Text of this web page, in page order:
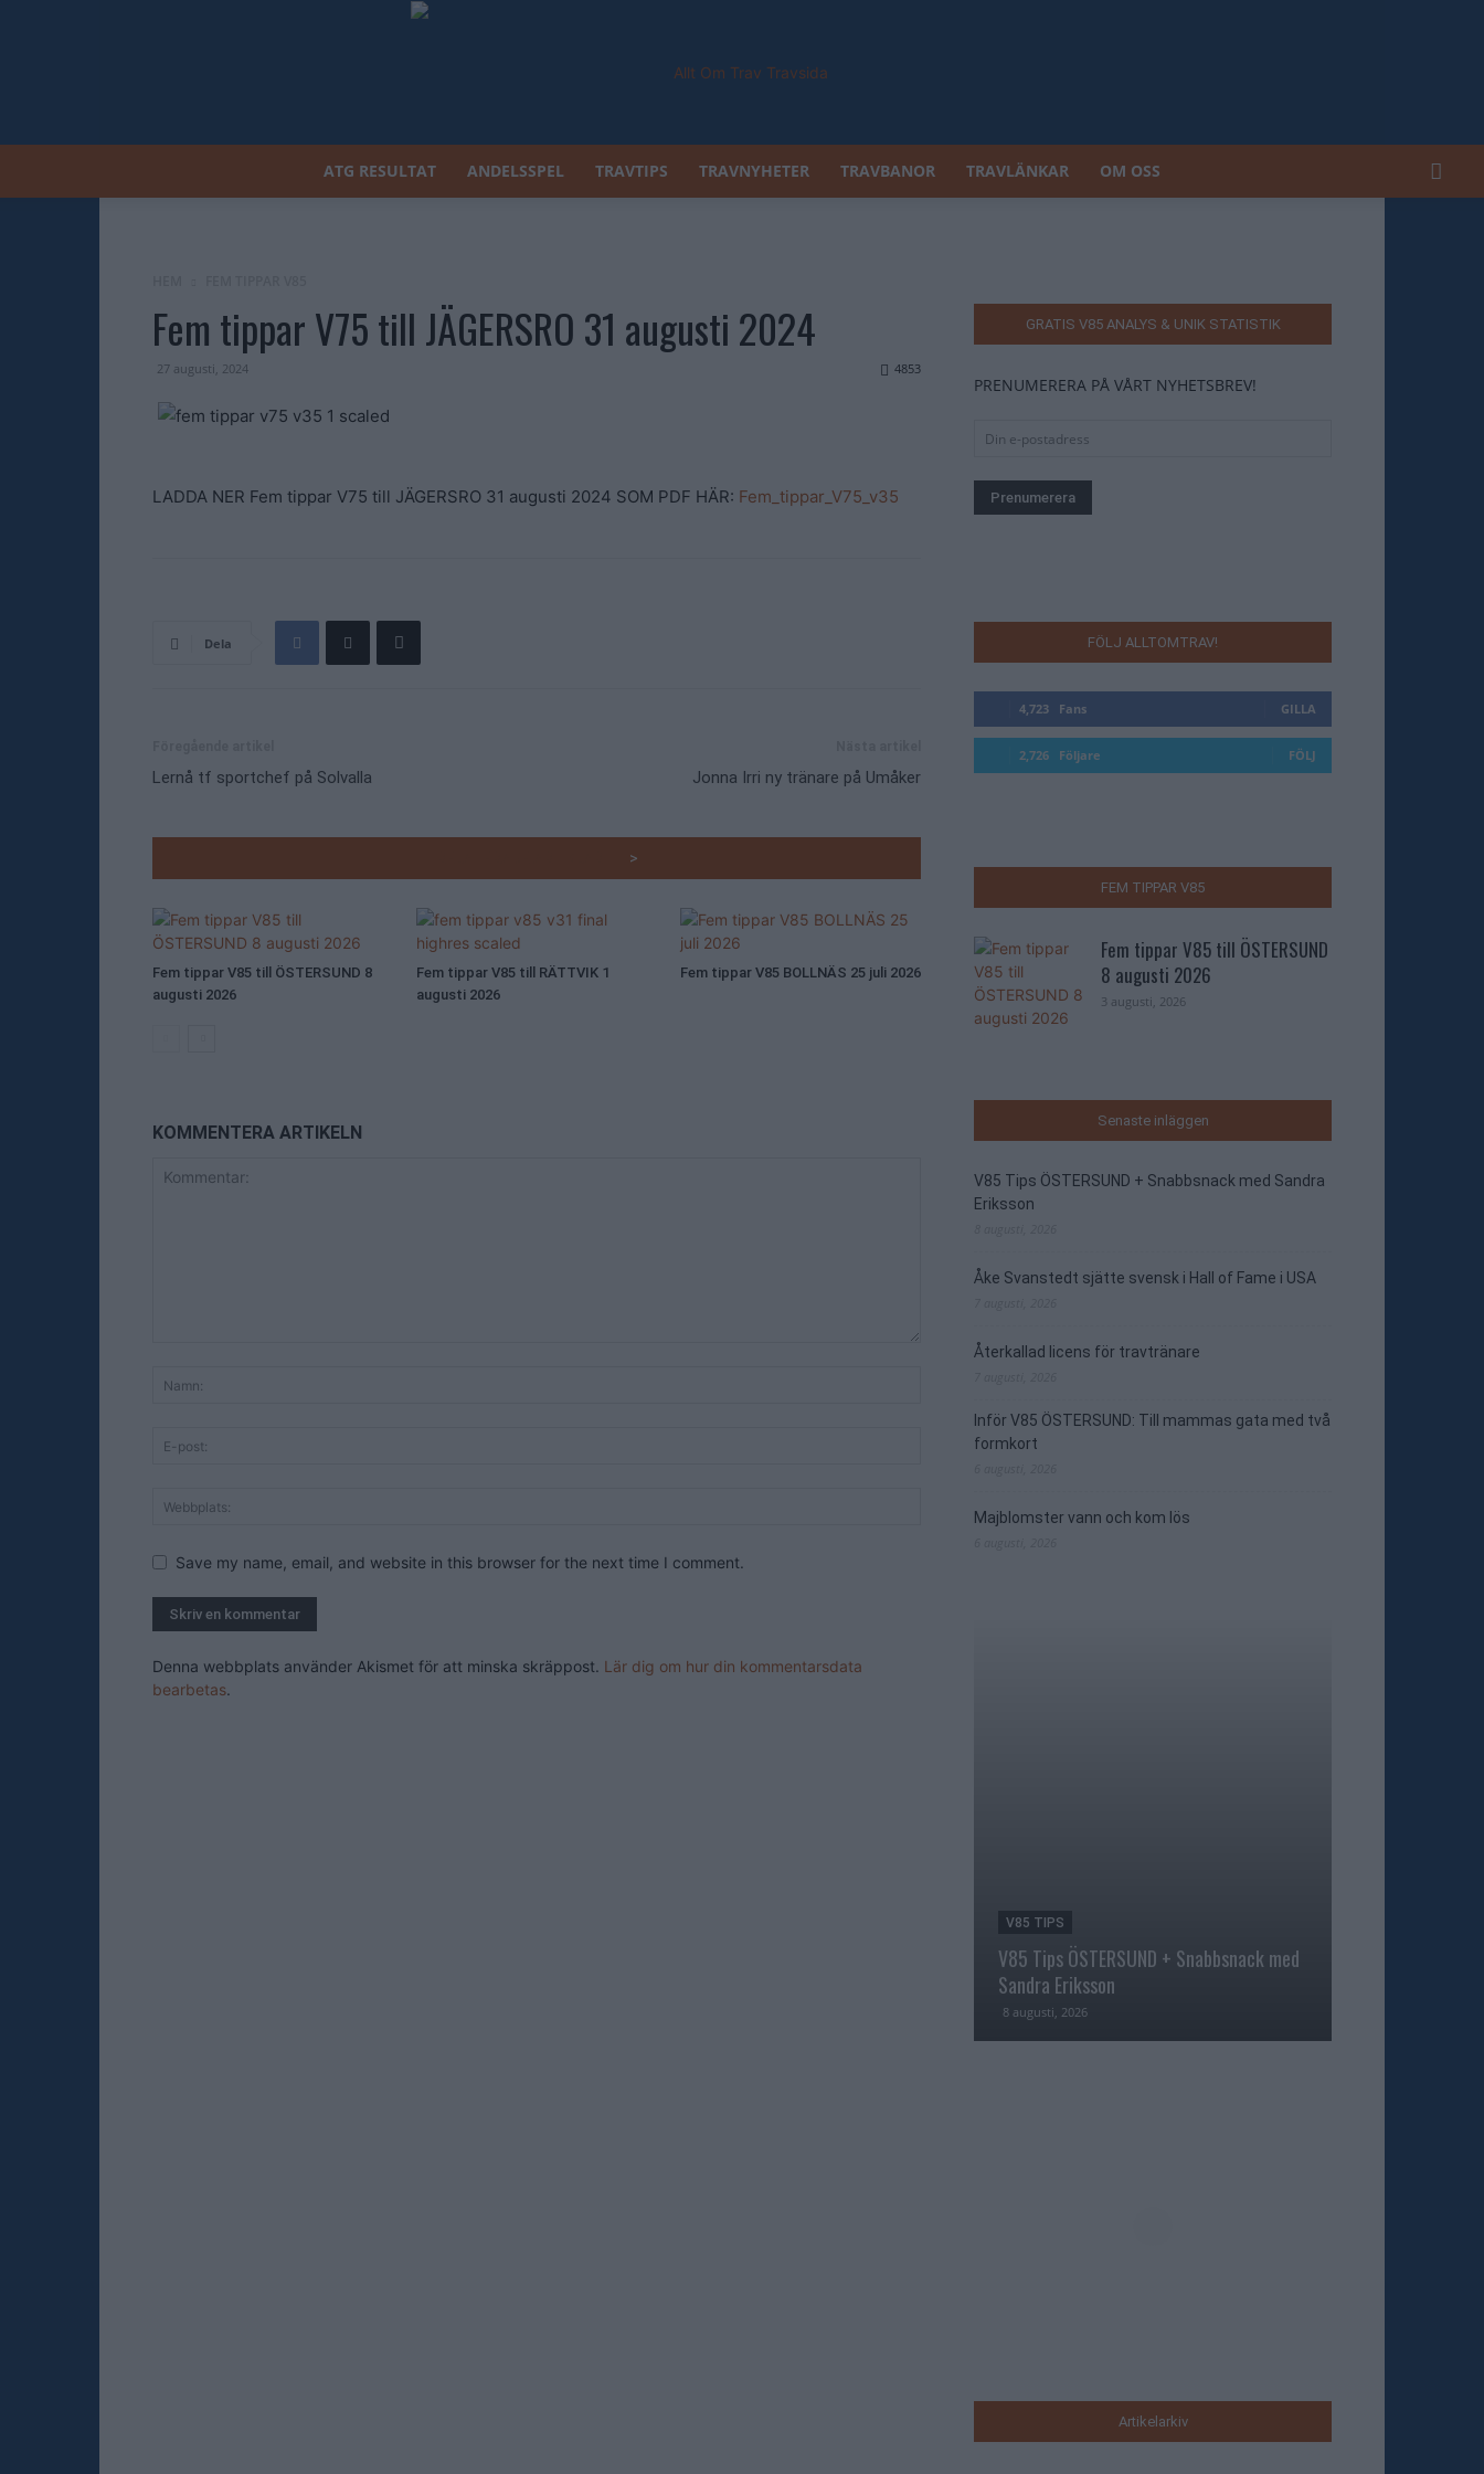
Trav
ATG RESULTAT ANDELSSPEL TRAVTIPS TRAVNYHETER TRAVBANOR TRAVLÄNKAR OM OSS
Fem tippar V75 till JÄGERSRO 31 augusti 2024
27 augusti, 2024 4853
LADDA NER Fem tippar V75 till JÄGERSRO 31 augusti 2024 SOM PDF HÄR: Fem_tippar_V75_v35
Dela
Lernå tf sportchef på Solvalla Jonna Irri ny tränare på Umåker
>
Fem tippar V85 till ÖSTERSUND 8
augusti 2026
Fem tippar V85 till RÄTTVIK 1
augusti 2026
Fem tippar V85 BOLLNÄS 25 juli 2026
KOMMENTERA ARTIKELN
Save my name, email, and website in this browser for the next time I comment.
Denna webbplats använder Akismet för att minska skräppost. Lär dig om hur din kommentarsdata
bearbetas.
GRATIS V85 ANALYS & UNIK STATISTIK
PRENUMERERA PÅ VÅRT NYHETSBREV!
FÖLJ ALLTOMTRAV!
4,723 Fans GILLA
2,726 Följare FÖLJ
FEM TIPPAR V85
Fem tippar V85 till ÖSTERSUND
8 augusti 2026
3 augusti, 2026
Senaste inläggen
V85 Tips ÖSTERSUND + Snabbsnack med Sandra
Eriksson
Åke Svanstedt sjätte svensk i Hall of Fame i USA
Återkallad licens för travtränare
Inför V85 ÖSTERSUND: Till mammas gata med två
formkort
Majblomster vann och kom lös
V85 TIPS
V85 Tips ÖSTERSUND + Snabbsnack med
Sandra Eriksson
8 augusti, 2026
Artikelarkiv